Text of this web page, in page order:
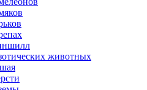
животных